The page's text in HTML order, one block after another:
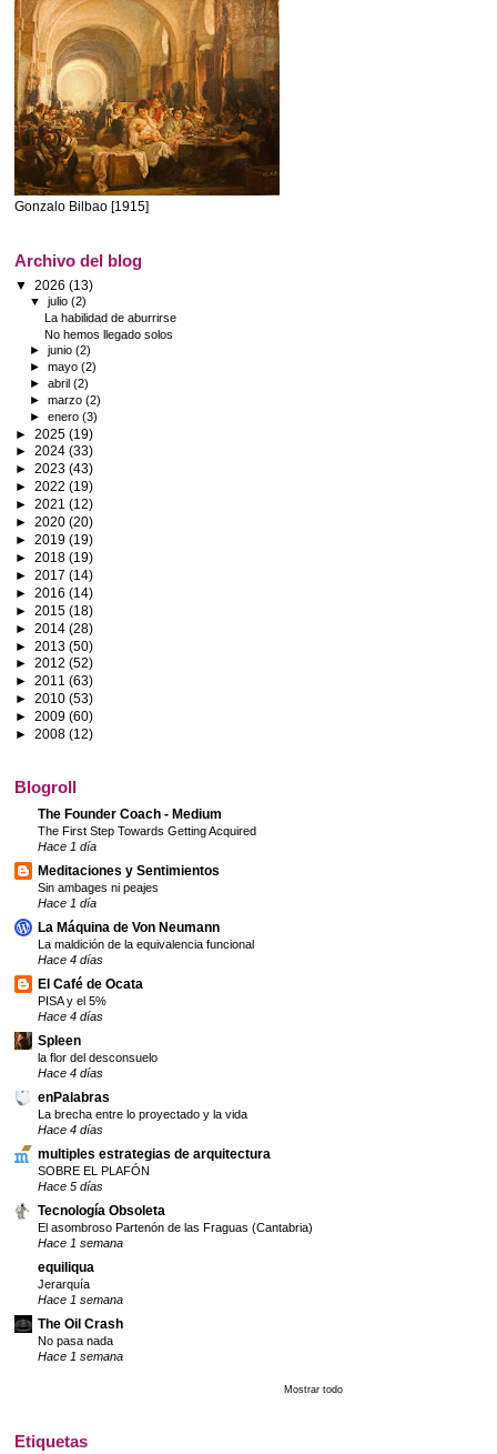
Gonzalo Bilbao [1915]
Archivo del blog
▼ 2026 (13)
▼julio(2)
La habilidad de aburrirse
No hemos llegado solos
►junio(2)
►mayo(2)
►abril(2)
►marzo(2)
►enero(3)
► 2025 (19)
► 2024 (33)
► 2023 (43)
► 2022 (19)
► 2021 (12)
► 2020 (20)
► 2019 (19)
► 2018 (19)
► 2017 (14)
► 2016 (14)
► 2015 (18)
► 2014 (28)
► 2013 (50)
► 2012 (52)
► 2011 (63)
► 2010 (53)
► 2009 (60)
► 2008 (12)
Blogroll
The Founder Coach - Medium
The First Step Towards Getting Acquired
Hace 1 día
Meditaciones y Sentimientos
Sin ambages ni peajes
Hace 1 día
La Máquina de Von Neumann
La maldición de la equivalencia funcional
Hace 4 días
El Café de Ocata
PISA y el 5%
Hace 4 días
Spleen
la flor del desconsuelo
Hace 4 días
enPalabras
La brecha entre lo proyectado y la vida
Hace 4 días
multiples estrategias de arquitectura
SOBRE EL PLAFÓN
Hace 5 días
Tecnología Obsoleta
El asombroso Partenón de las Fraguas (Cantabria)
Hace 1 semana
equiliqua
Jerarquía
Hace 1 semana
The Oil Crash
No pasa nada
Hace 1 semana
Mostrar todo
Etiquetas